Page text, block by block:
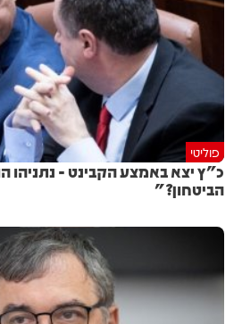
פוליטי
כ"ץ יצא באמצע הקבינט -
הביטחון?"